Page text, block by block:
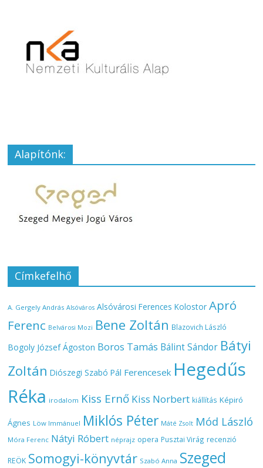
Alapítónk:
Címkefelhő
A. Gergely András Alsóváros Alsóvárosi Ferences Kolostor Apró
Ferenc Belvárosi Mozi Bene Zoltán Blazovich László
Bogoly József Ágoston Boros Tamás Bálint Sándor Bátyi
Zoltán Diószegi Szabó Pál Ferencesek Hegedűs
Réka irodalom Kiss Ernő Kiss Norbert kiállítás Képiró
Ágnes Löw Immánuel Miklós Péter Máté Zsolt Mód László
Móra Ferenc Nátyi Róbert néprajz opera Pusztai Virág recenzió
REÖK Somogyi-könyvtár Szabó Anna Szeged